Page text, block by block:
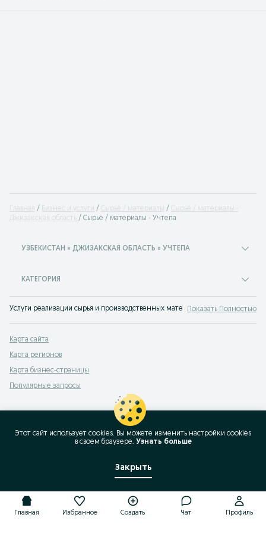
Главная Бизнес и услуги Сырьё / материалы
Сырьё / материалы -
Джизакская область
Сырьё / материалы - Учтепа
УЗБЕКИСТАН » ДЖИЗАКСКАЯ ОБЛАСТЬ » УЧТЕПА
КАТЕГОРИЯ
Услуги реализации сырья и производственных материалов Учтепа. Любое
Показать Полностью
Карта сайта
Карта регионов
Карта бизнес-страницы
Популярные запросы
Главная Избранное Создать Чат Профиль
Этот сайт использует cookies. Вы можете изменить настройки cookies
в своeм браузере. Узнать больше
Закрыть